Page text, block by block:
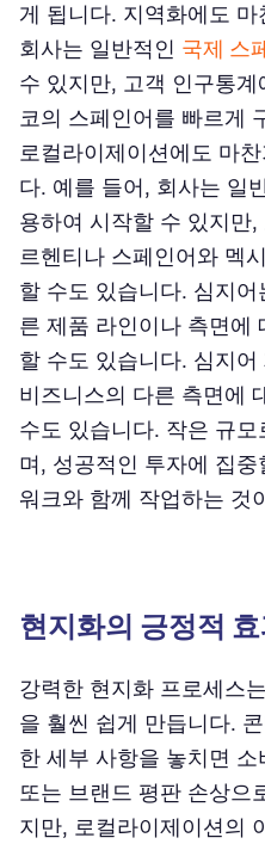
게 됩니다. 지역화에도
회사는 일반적인 국제 스
수 있지만, 고객 인구통
코의 스페인어를 빠르게
로컬라이제이션에도 마
다. 예를 들어, 회사는 일
용하여 시작할 수 있지만
르헨티나 스페인어와 멕
할 수도 있습니다. 심지
른 제품 라인이나 측면에
할 수도 있습니다. 심지
비즈니스의 다른 측면에
수도 있습니다. 작은 규
며, 성공적인 투자에 집
워크와 함께 작업하는 것
현지화의 긍정적
강력한 현지화 프로세스
을 훨씬 쉽게 만듭니다.
한 세부 사항을 놓치면
또는 브랜드 평판 손상으
지만, 로컬라이제이션의